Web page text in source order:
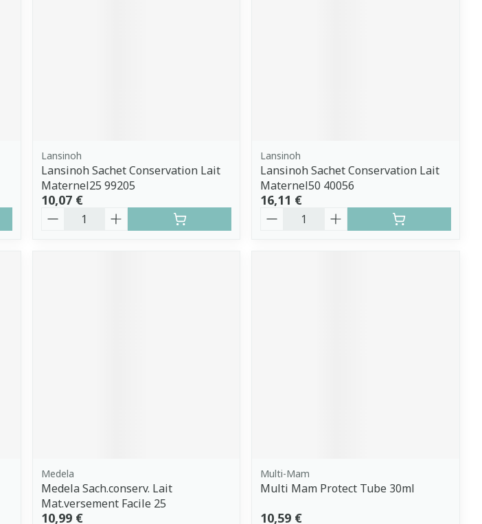
Lansinoh
Lansinoh Sachet Conservation Lait
Maternel25 99205
10,07 €
Quantité
Lansinoh
Lansinoh Sachet Conservation Lait
Maternel50 40056
16,11 €
Quantité
Medela
Medela Sach.conserv. Lait
Mat.versement Facile 25
10,99 €
Multi-Mam
Multi Mam Protect Tube 30ml
10,59 €